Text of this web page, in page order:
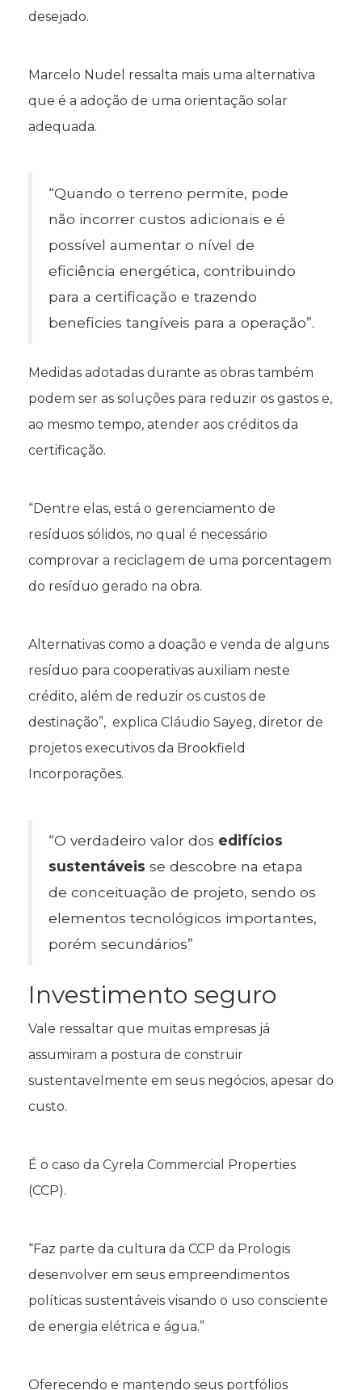
desejado.
Marcelo Nudel ressalta mais uma alternativa
que é a adoção de uma orientação solar
adequada.
“Quando o terreno permite, pode
não incorrer custos adicionais e é
possível aumentar o nível de
eficiência energética, contribuindo
para a certificação e trazendo
beneficies tangíveis para a operação”.
Medidas adotadas durante as obras também
podem ser as soluções para reduzir os gastos e,
ao mesmo tempo, atender aos créditos da
certificação.
“Dentre elas, está o gerenciamento de
resíduos sólidos, no qual é necessário
comprovar a reciclagem de uma porcentagem
do resíduo gerado na obra.
Alternativas como a doação e venda de alguns
resíduo para cooperativas auxiliam neste
crédito, além de reduzir os custos de
destinação”, explica Cláudio Sayeg, diretor de
projetos executivos da Brookfield
Incorporações.
“O verdadeiro valor dos edifícios
sustentáveis se descobre na etapa
de conceituação de projeto, sendo os
elementos tecnológicos importantes,
porém secundários”
Investimento seguro
Vale ressaltar que muitas empresas já
assumiram a postura de construir
sustentavelmente em seus negócios, apesar do
custo.
É o caso da Cyrela Commercial Properties
(CCP).
“Faz parte da cultura da CCP da Prologis
desenvolver em seus empreendimentos
políticas sustentáveis visando o uso consciente
de energia elétrica e água.”
Oferecendo e mantendo seus portfólios